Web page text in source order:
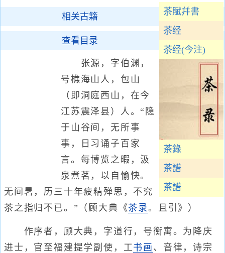
茶賦幷書
茶经
茶经(今注)
茶錄
茶譜
茶譜
相关古籍
查看目录
张源，字伯渊，
号樵海山人，包山
（即洞庭西山，在今
江苏震泽县）人。“隐
于山谷间，无所事
事，日习诵子百家
言。每博览之暇，汲
泉煮茗，以自愉快。
无间暑，历三十年疲精殚思，不究
茶之指归不已。”（顾大典《茶录。且引》）
作序者，顾大典，字道行，号衡寓。为降庆
进士，官至福建提学副使，工书画 、音律，诗宗